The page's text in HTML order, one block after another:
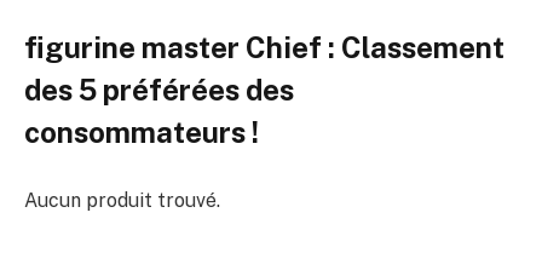
figurine master Chief : Classement
des 5 préférées des
consommateurs !
Aucun produit trouvé.